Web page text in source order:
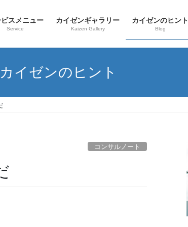
スメニュー
Service
カイゼンギャラリー
Kaizen Gallery
カイゼンのヒント
Blog
カイゼンのヒント
コンサルノート